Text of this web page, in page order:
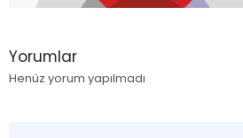
Yorumlar
Henüz yorum yapılmadı